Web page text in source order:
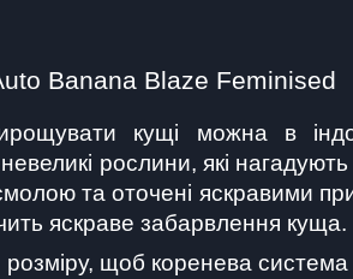
Banana Blaze Feminised
кущі можна в
рослини, які
та оточені яскравими
яскраве забарвлення куща.
щоб коренева